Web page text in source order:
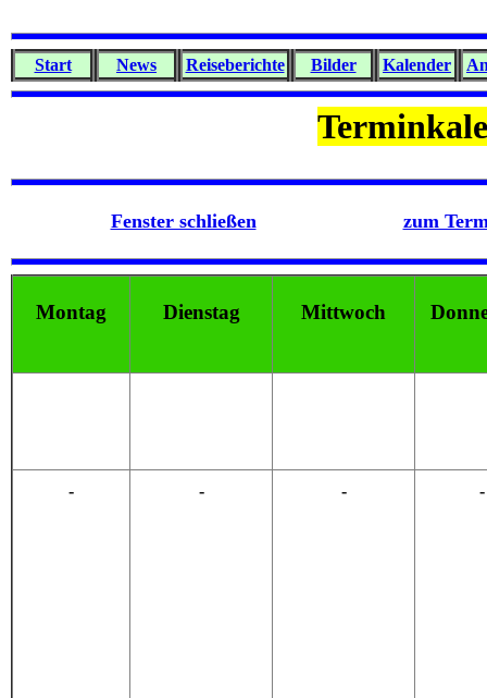
Start News Reiseberichte Bilder Kalender
Fenster schließen zum
Montag Dienstag Mittwoch
- - - -